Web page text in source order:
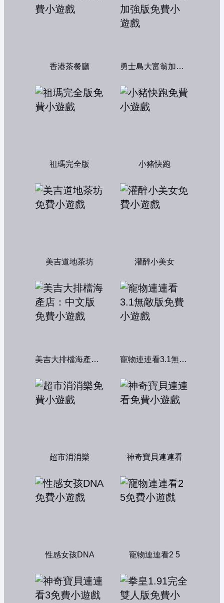
香港茶餐廳 勇士島大富翁加強版
祖瑪完全版 小豬快跑
美吉道地茶坊 灌醉小美女
美吉大排檔海產店：中文版 寵物連連看3.1無敵版
超市消消樂 神奇寶貝連連看
性感女孩DNA 寵物連連看2 5